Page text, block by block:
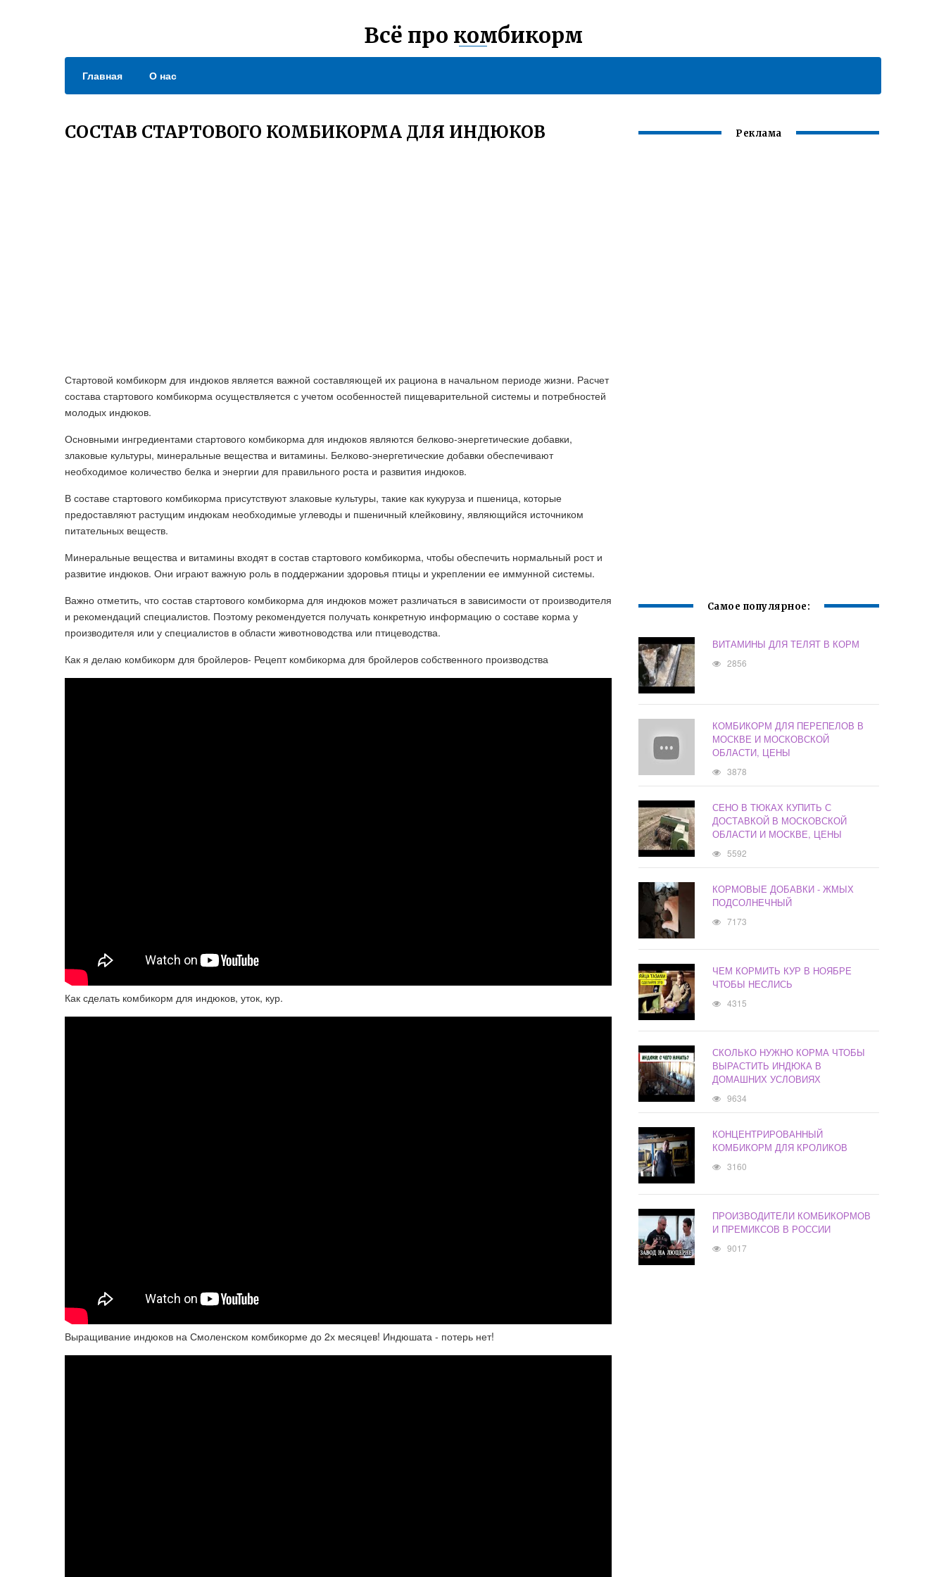
Всё про комбикорм
Главная О нас
СОСТАВ СТАРТОВОГО КОМБИКОРМА ДЛЯ ИНДЮКОВ
Стартовой комбикорм для индюков является важной составляющей их рациона в начальном периоде жизни. Расчет
состава стартового комбикорма осуществляется с учетом особенностей пищеварительной системы и потребностей
молодых индюков.
Основными ингредиентами стартового комбикорма для индюков являются белково-энергетические добавки,
злаковые культуры, минеральные вещества и витамины. Белково-энергетические добавки обеспечивают
необходимое количество белка и энергии для правильного роста и развития индюков.
В составе стартового комбикорма присутствуют злаковые культуры, такие как кукуруза и пшеница, которые
предоставляют растущим индюкам необходимые углеводы и пшеничный клейковину, являющийся источником
питательных веществ.
Минеральные вещества и витамины входят в состав стартового комбикорма, чтобы обеспечить нормальный рост и
развитие индюков. Они играют важную роль в поддержании здоровья птицы и укреплении ее иммунной системы.
Важно отметить, что состав стартового комбикорма для индюков может различаться в зависимости от производителя
и рекомендаций специалистов. Поэтому рекомендуется получать конкретную информацию о составе корма у
производителя или у специалистов в области животноводства или птицеводства.
Как я делаю комбикорм для бройлеров- Рецепт комбикорма для бройлеров собственного производства
Как сделать комбикорм для индюков, уток, кур.
Выращивание индюков на Смоленском комбикорме до 2х месяцев! Индюшата - потерь нет!
Реклама
Самое популярное:
ВИТАМИНЫ ДЛЯ ТЕЛЯТ В КОРМ
2856
КОМБИКОРМ ДЛЯ ПЕРЕПЕЛОВ В
МОСКВЕ И МОСКОВСКОЙ
ОБЛАСТИ, ЦЕНЫ
3878
СЕНО В ТЮКАХ КУПИТЬ С
ДОСТАВКОЙ В МОСКОВСКОЙ
ОБЛАСТИ И МОСКВЕ, ЦЕНЫ
5592
КОРМОВЫЕ ДОБАВКИ - ЖМЫХ
ПОДСОЛНЕЧНЫЙ
7173
ЧЕМ КОРМИТЬ КУР В НОЯБРЕ
ЧТОБЫ НЕСЛИСЬ
4315
СКОЛЬКО НУЖНО КОРМА ЧТОБЫ
ВЫРАСТИТЬ ИНДЮКА В
ДОМАШНИХ УСЛОВИЯХ
9634
КОНЦЕНТРИРОВАННЫЙ
КОМБИКОРМ ДЛЯ КРОЛИКОВ
3160
ПРОИЗВОДИТЕЛИ КОМБИКОРМОВ
И ПРЕМИКСОВ В РОССИИ
9017